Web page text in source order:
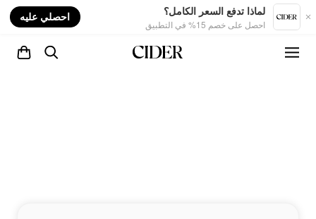
لماذا تدفع السعر الكامل؟
احصل على خصم 15% في التطبيق
احصلي عليه